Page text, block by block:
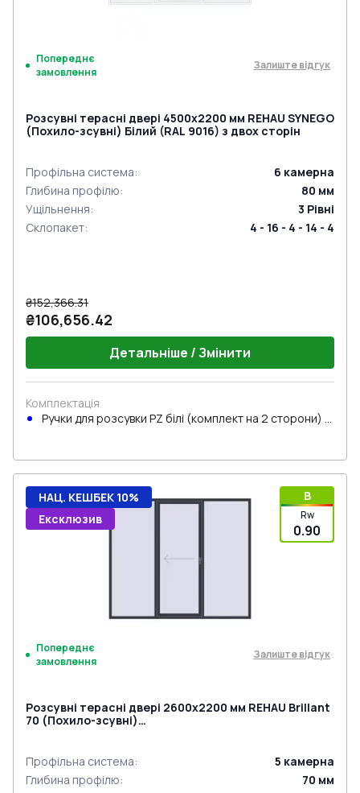
Попереднє
замовлення
Залиште відгук
Розсувні терасні двері 4500x2200 мм REHAU SYNEGO
(Похило-зсувні) Білий (RAL 9016) з двох сторін
Профільна система: 6 камерна
Глибина профілю: 80 мм
Ущільнення: 3 Рівні
Склопакет: 4 - 16 - 4 - 14 - 4
₴152,366.31
₴106,656.42
Детальніше / Змінити
Комплектація
Ручки для розсувки PZ білі (комплект на 2 сторони) з
B
Rw
0.90
НАЦ. КЕШБЕК 10%
Ексклюзив
Попереднє
замовлення
Залиште відгук
Розсувні терасні двері 2600x2200 мм REHAU Brillant
70 (Похило-зсувні)
Профільна система: 5 камерна
Глибина профілю: 70 мм